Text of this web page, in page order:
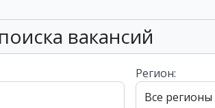
вакансий
Регион: